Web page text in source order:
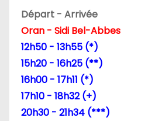
n
d
e
Départ - Arrivée
Oran - Sidi Bel-Abbes
12h50 - 13h55 (*)
15h20 - 16h25 (**)
16h00 - 17h11 (*)
17h10 - 18h32 (+)
20h30 - 21h34 (***)